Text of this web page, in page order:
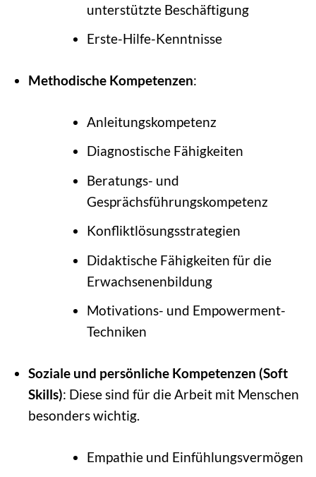
unterstützte Beschäftigung
Erste-Hilfe-Kenntnisse
Methodische Kompetenzen:
Anleitungskompetenz
Diagnostische Fähigkeiten
Beratungs- und
Gesprächsführungskompetenz
Konfliktlösungsstrategien
Didaktische Fähigkeiten für die
Erwachsenenbildung
Motivations- und Empowerment-
Techniken
Soziale und persönliche Kompetenzen (Soft
Skills): Diese sind für die Arbeit mit Menschen
besonders wichtig.
Empathie und Einfühlungsvermögen